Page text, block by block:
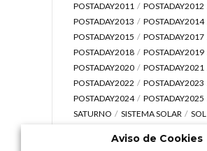
POSTADAY2011
POSTADAY2012
POSTADAY2013
POSTADAY2014
POSTADAY2015
POSTADAY2017
POSTADAY2018
POSTADAY2019
POSTADAY2020
POSTADAY2021
POSTADAY2022
POSTADAY2023
POSTADAY2024
POSTADAY2025
SATURNO
SISTEMA SOLAR SOL
UNIVERSO
VÍDEO
Aviso de Cookies